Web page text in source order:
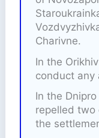
Charivne.
In the
conduct any
In the
repelled two
the